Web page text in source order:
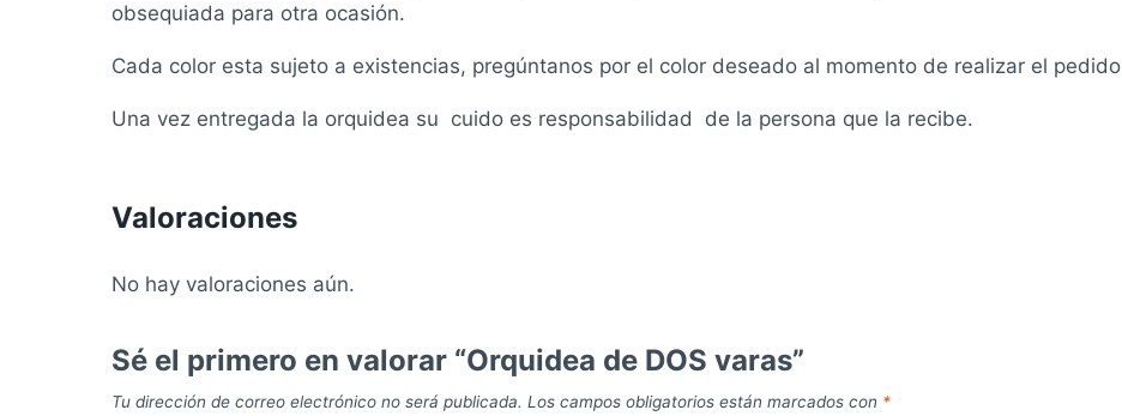
obsequiada para otra ocasión.
Cada color esta sujeto a existencias, pregúntanos por el color deseado al momento de realizar el pedido
Una vez entregada la orquidea su cuido es responsabilidad de la persona que la recibe.
Valoraciones
No hay valoraciones aún.
Sé el primero en valorar “Orquidea de DOS varas”
Tu dirección de correo electrónico no será publicada. Los campos obligatorios están marcados con *